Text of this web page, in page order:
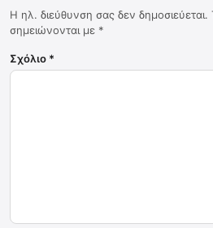
Η ηλ. διεύθυνση σας δεν δημοσιεύεται.
σημειώνονται με *
Σχόλιο *